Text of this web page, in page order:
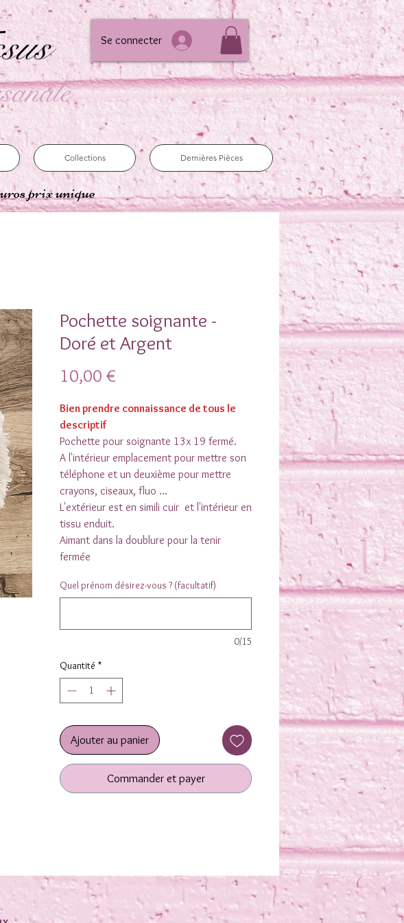
Se connecter
Collections Dernières Pièces
prix unique
Pochette soignante -
Doré et Argent
10,00 €
Bien prendre connaissance de tous le
descriptif
Pochette pour soignante 13x 19 fermé.
A l'intérieur emplacement pour mettre son
téléphone et un deuxième pour mettre
crayons, ciseaux, fluo ...
L'extérieur est en simili cuir et l'intérieur en
tissu enduit.
Aimant dans la doublure pour la tenir
fermée
chaud PAS de broderie)
flex subisse des dommages. La
personnalisation vous est offerte donc si
cela se produit j'en suis désolé mais je ne
Mais cela ne change en rien son utilisation
. Vendu vide
Quel prénom désirez-vous ? (facultatif)
0/15
Quantité *
Ajouter au panier
Commander et payer